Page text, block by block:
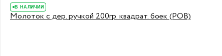
В НАЛИЧИИ
Молоток с дер. ручкой 200гр. квадрат. боек (POB)